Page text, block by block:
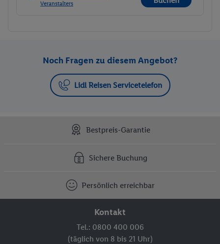
Veranstalters
Noch Fragen zu diesem Angebot?
Lidl Reisen Servicetelefon
Bestpreis-Garantie
Sichere Buchung
Persönlich erreichbar
Kontakt
Tel.: 0800 400 006
(täglich von 8 bis 21 Uhr)